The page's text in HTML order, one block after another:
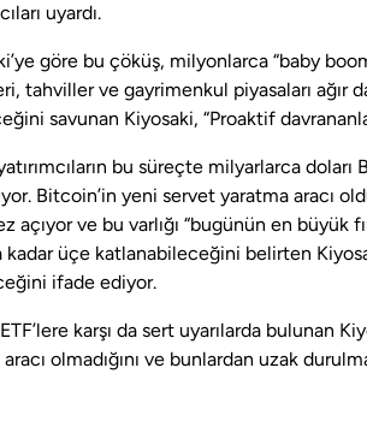
uyardı.
göre bu çöküş, milyonlarca “baby
tahviller ve gayrimenkul piyasaları ağır
savunan Kiyosaki, “Proaktif
bu süreçte milyarlarca
Bitcoin’in yeni servet yaratma aracı
açıyor ve bu varlığı “bugünün en büyük
kadar üçe katlanabileceğini belirten
ifade ediyor.
karşı da sert uyarılarda bulunan
aracı olmadığını ve bunlardan uzak